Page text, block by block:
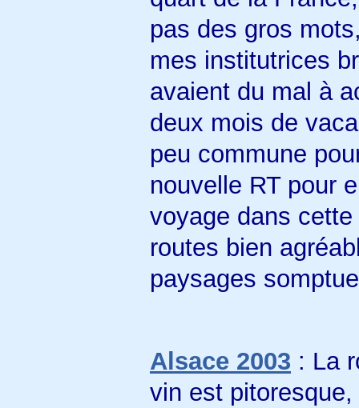
pas des gros
mes institutrices
avaient du mal à
deux mois de
peu commune
nouvelle RT pour
voyage dans
routes bien
paysages
Alsace 2003 : La
vin est